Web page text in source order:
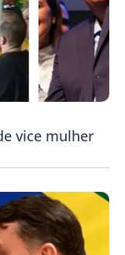
vice mulher